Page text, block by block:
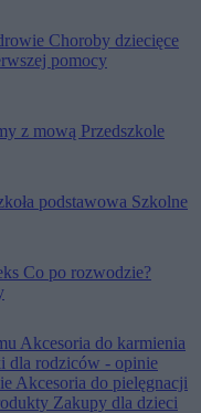
Choroby dziecięce
pomocy
z mową Przedszkole
podstawowa Szkolne
Co po rozwodzie?
Akcesoria do karmienia
dla rodziców - opinie
Akcesoria do pielęgnacji
Zakupy dla dzieci